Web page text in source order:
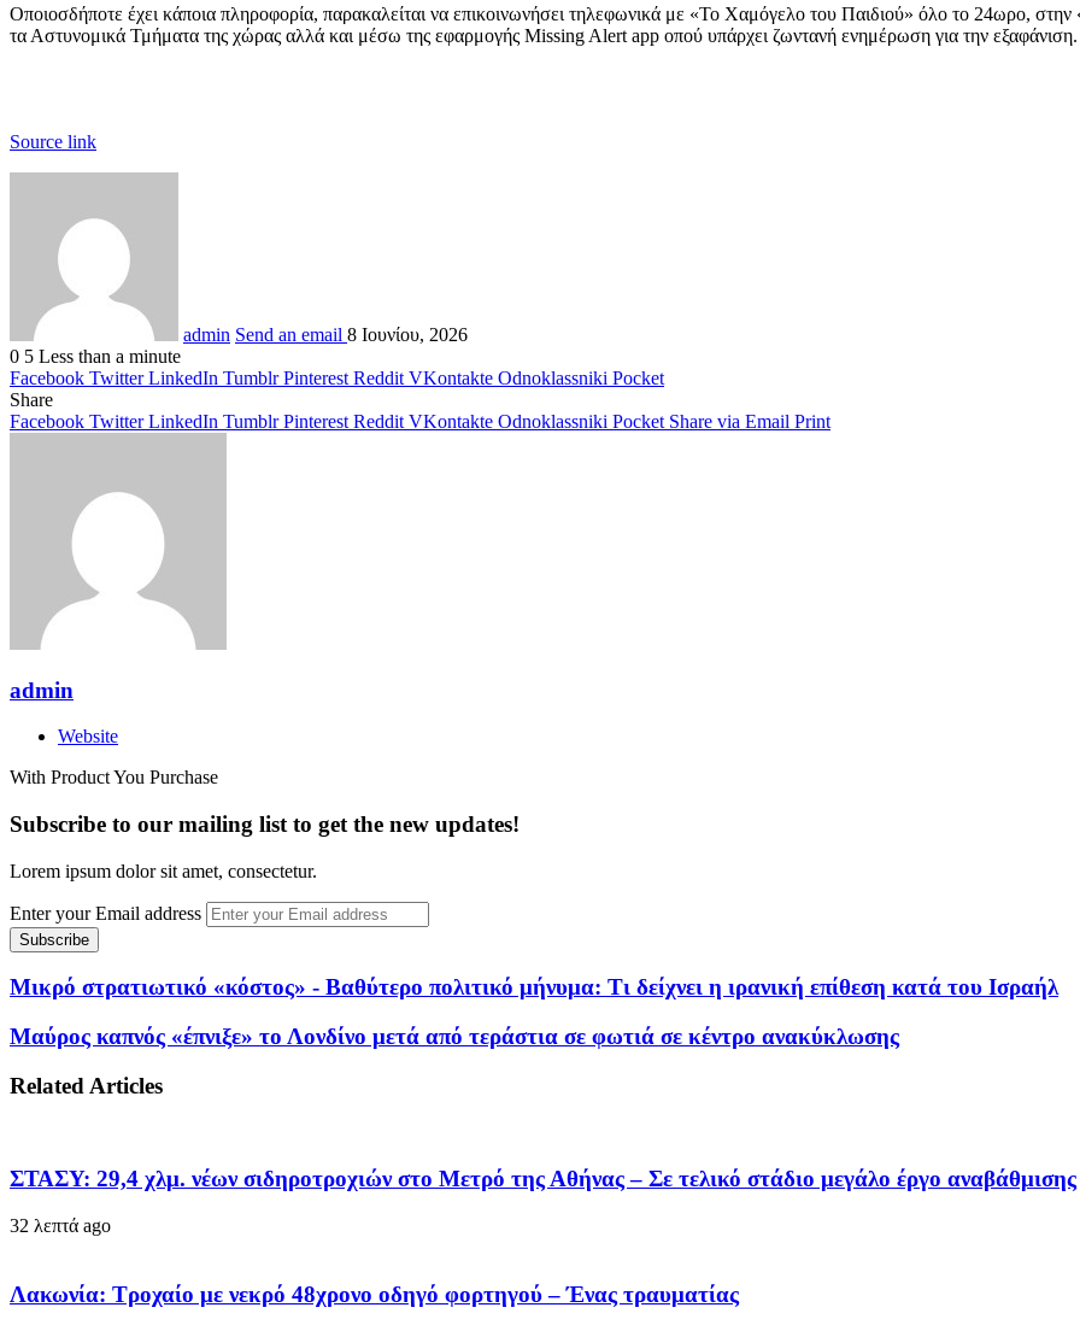
Οποιοσδήποτε έχει κάποια πληροφορία, παρακαλείται να επικοινωνήσει τηλεφωνικά με «Το Χαμόγελο του Παιδιού» όλο το 24ωρο,
τα Αστυνομικά Τμήματα της χώρας αλλά και μέσω της εφαρμογής Missing Alert app οπού υπάρχει ζωντανή ενημέρωση για την εξαφάνιση.
Source link
admin Send an email 8 Ιουνίου, 2026
0 5 Less than a minute
Facebook Twitter LinkedIn Tumblr Pinterest Reddit VKontakte Odnoklassniki Pocket
Share
Facebook Twitter LinkedIn Tumblr Pinterest Reddit VKontakte Odnoklassniki Pocket Share via Email Print
admin
Website
With Product You Purchase
Subscribe to our mailing list to get the new updates!
Lorem ipsum dolor sit amet, consectetur.
Enter your Email address
Μικρό στρατιωτικό «κόστος» - Βαθύτερο πολιτικό μήνυμα: Τι δείχνει η ιρανική επίθεση κατά του Ισραήλ
Μαύρος καπνός «έπνιξε» το Λονδίνο μετά από τεράστια σε φωτιά σε κέντρο ανακύκλωσης
Related Articles
ΣΤΑΣΥ: 29,4 χλμ. νέων σιδηροτροχιών στο Μετρό της Αθήνας – Σε τελικό στάδιο μεγάλο έργο αναβάθμισης
32 λεπτά ago
Λακωνία: Τροχαίο με νεκρό 48χρονο οδηγό φορτηγού – Ένας τραυματίας